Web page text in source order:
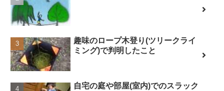
趣味のロープ木登り(ツリークライ
ミング)で判明したこと
自宅の庭や部屋(室内)でのスラック